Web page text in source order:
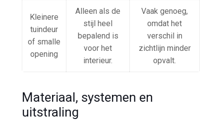
Kleinere
tuindeur
of smalle
opening
Alleen als de
stijl heel
bepalend is
voor het
interieur.
Vaak genoeg,
omdat het
verschil in
zichtlijn minder
opvalt.
Materiaal, systemen en
uitstraling